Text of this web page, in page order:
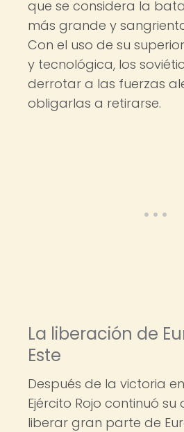
que se considera la
más grande y
Con el uso de su
y tecnológica, los
derrotar a las fuerzas
obligarlas a retirarse.
La liberación de
Este
Después de la victoria
Ejército Rojo continuó
liberar gran parte de